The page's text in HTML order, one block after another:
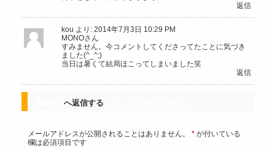
返信
kou より: 2014年7月3日 10:29 PM
MONOさん
すみません。今コメントしてくださってたことに気づき
ました(^_^;)
当日は暑くて結局ほこってしまいました笑
返信
へ返信する
メールアドレスが公開されることはありません。 * が付いている
欄は必須項目です